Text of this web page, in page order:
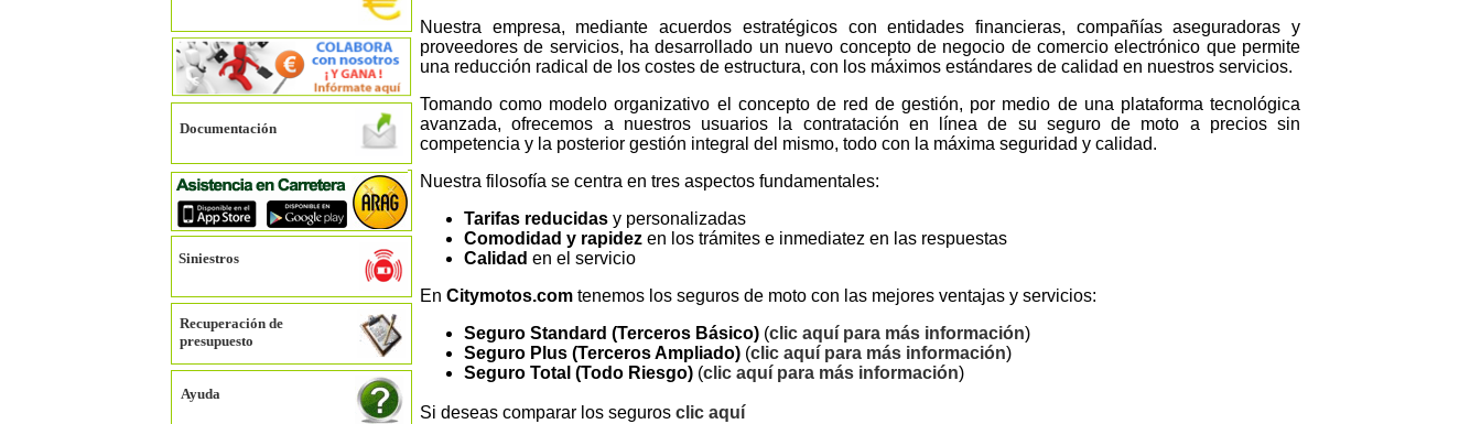
Documentación
Recuperación de
presupuesto
Ayuda
Siniestros
Nuestra empresa, mediante acuerdos estratégicos con entidades financieras, compañías aseguradoras y
proveedores de servicios, ha desarrollado un nuevo concepto de negocio de comercio electrónico que permite
una reducción radical de los costes de estructura, con los máximos estándares de calidad en nuestros servicios.
Tomando como modelo organizativo el concepto de red de gestión, por medio de una plataforma tecnológica
avanzada, ofrecemos a nuestros usuarios la contratación en línea de su seguro de moto a precios sin
competencia y la posterior gestión integral del mismo, todo con la máxima seguridad y calidad.
Nuestra filosofía se centra en tres aspectos fundamentales:
Tarifas reducidas y personalizadas
Comodidad y rapidez en los trámites e inmediatez en las respuestas
Calidad en el servicio
En Citymotos.com tenemos los seguros de moto con las mejores ventajas y servicios:
Seguro Standard (Terceros Básico) (clic aquí para más información)
Seguro Plus (Terceros Ampliado) (clic aquí para más información)
Seguro Total (Todo Riesgo) (clic aquí para más información)
Si deseas comparar los seguros clic aquí